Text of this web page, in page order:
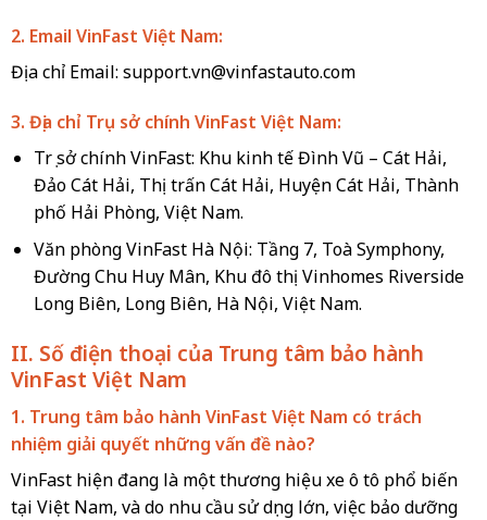
2. Email VinFast Việt Nam:
Địa chỉ Email: support.vn@vinfastauto.com
3. Địa chỉ Trụ sở chính VinFast Việt Nam:
Trụ sở chính VinFast: Khu kinh tế Đình Vũ – Cát Hải,
Đảo Cát Hải, Thị trấn Cát Hải, Huyện Cát Hải, Thành
phố Hải Phòng, Việt Nam.
Văn phòng VinFast Hà Nội: Tầng 7, Toà Symphony,
Đường Chu Huy Mân, Khu đô thị Vinhomes Riverside
Long Biên, Long Biên, Hà Nội, Việt Nam.
II. Số điện thoại của Trung tâm bảo hành
VinFast Việt Nam
1. Trung tâm bảo hành VinFast Việt Nam có trách
nhiệm giải quyết những vấn đề nào?
VinFast hiện đang là một thương hiệu xe ô tô phổ biến
tại Việt Nam, và do nhu cầu sử dụng lớn, việc bảo dưỡng